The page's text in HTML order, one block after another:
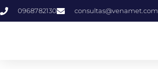
0968782130 consultas@venamet.com